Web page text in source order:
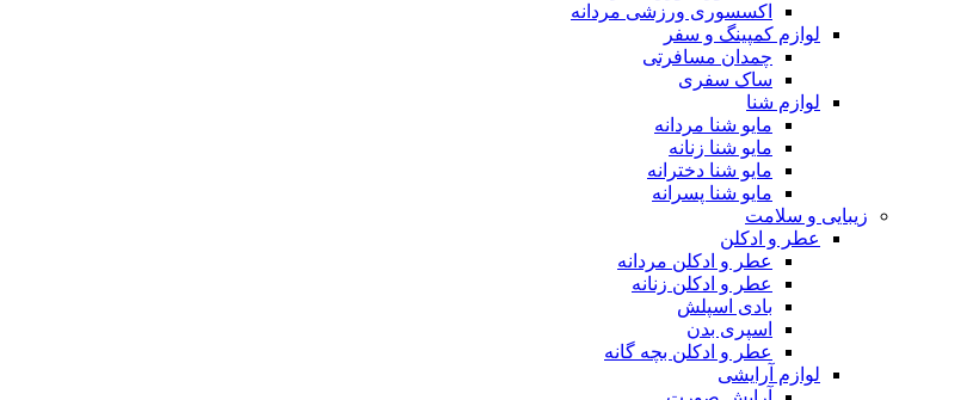
اکسسوری ورزشی مردانه
لوازم کمپینگ و سفر
چمدان مسافرتی
ساک سفری
لوازم شنا
مایو شنا مردانه
مایو شنا زنانه
مایو شنا دخترانه
مایو شنا پسرانه
زیبایی و سلامت
عطر و ادکلن
عطر و ادکلن مردانه
عطر و ادکلن زنانه
بادی اسپلش
اسپری بدن
عطر و ادکلن بچه گانه
لوازم آرایشی